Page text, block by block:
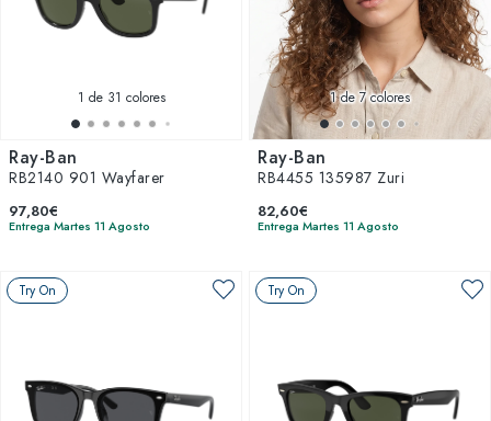
miembro de la familia puede disfrutar de la calidad y el
diseño que solo esta marca puede ofrecer. Navega por
nuestras categorías y encuentra las gafas de sol perfectas
1 de 31 colores
Ray-Ban
RB2140 901 Wayfarer
97,80€
Entrega Martes 11 Agosto
1de 7 colores
Ray-Ban
RB4455 135987 Zuri
82,60€
Entrega Martes 11 Agosto
Try On Try On